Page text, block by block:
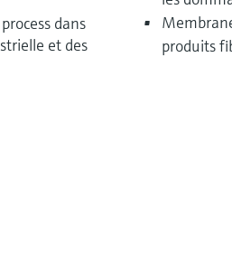
dans
et des
produits